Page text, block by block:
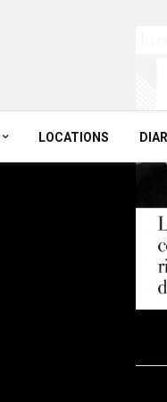
LOCATIONS